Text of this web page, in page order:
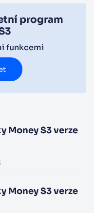
program
funkcemi
Money S3 verze
Money S3 verze